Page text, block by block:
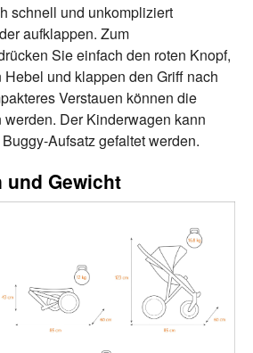
schnell und unkompliziert
aufklappen. Zum
Sie einfach den roten Knopf,
und klappen den Griff nach
Verstauen können die
Der Kinderwagen kann
Aufsatz gefaltet werden.
und Gewicht